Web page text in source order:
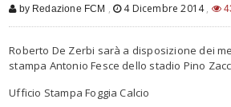
by Redazione FCM , 4 Dicembre 2014,
Roberto De Zerbi sarà a disposizione dei
stampa Antonio Fesce dello stadio Pino
Ufficio Stampa Foggia Calcio